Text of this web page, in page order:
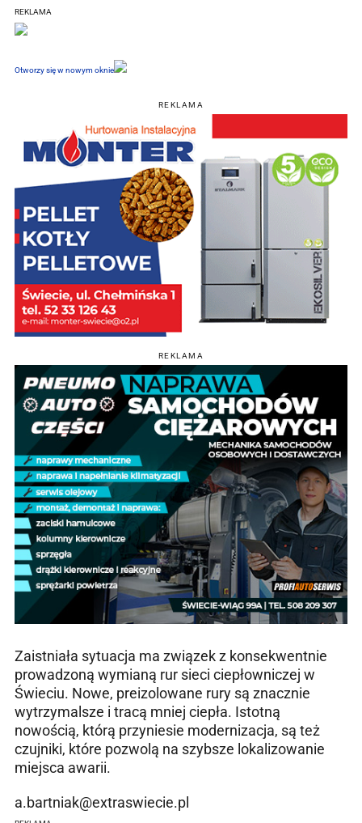
REKLAMA
Otworzy się w nowym oknie
REKLAMA
REKLAMA
Zaistniała sytuacja ma związek z konsekwentnie
prowadzoną wymianą rur sieci ciepłowniczej w
Świeciu. Nowe, preizolowane rury są znacznie
wytrzymalsze i tracą mniej ciepła. Istotną
nowością, którą przyniesie modernizacja, są też
czujniki, które pozwolą na szybsze lokalizowanie
miejsca awarii.
a.bartniak@extraswiecie.pl